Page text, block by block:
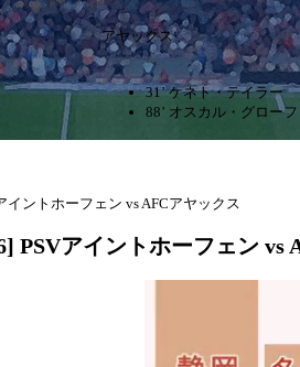
アヤックス
31’ ケネト・テイラー
88’ オスカル・グローフ
イントホーフェン vs AFCアヤックス
PSVアイントホーフェン vs